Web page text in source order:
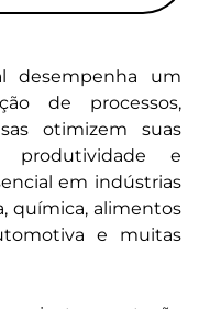
desempenha um
de processos,
otimizem suas
produtividade e
em indústrias
química, alimentos
e muitas